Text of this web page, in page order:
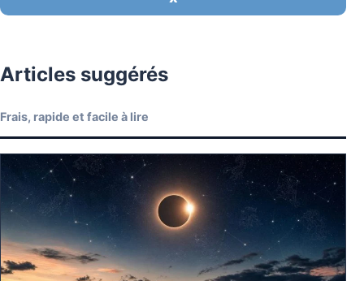
Articles suggérés
Frais, rapide et facile à lire